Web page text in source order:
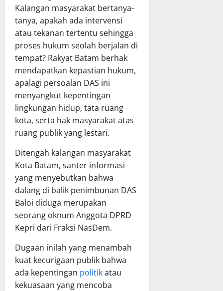
Kalangan masyarakat bertanya-
tanya, apakah ada intervensi
atau tekanan tertentu sehingga
proses hukum seolah berjalan di
tempat? Rakyat Batam berhak
mendapatkan kepastian hukum,
apalagi persoalan DAS ini
menyangkut kepentingan
lingkungan hidup, tata ruang
kota, serta hak masyarakat atas
ruang publik yang lestari.
Ditengah kalangan masyarakat
Kota Batam, santer informasi
yang menyebutkan bahwa
dalang di balik penimbunan DAS
Baloi diduga merupakan
seorang oknum Anggota DPRD
Kepri dari Fraksi NasDem.
Dugaan inilah yang menambah
kuat kecurigaan publik bahwa
ada kepentingan politikatau
kekuasaan yang mencoba